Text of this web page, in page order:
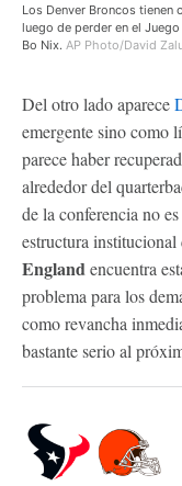
Los Denver Broncos tienen
luego de perder en el
Bo Nix. AP Photo/David
Del otro lado aparece
emergente sino como
parece haber
alrededor del
de la conferencia no
estructura
England encuentra
problema para los
como revancha
bastante serio al